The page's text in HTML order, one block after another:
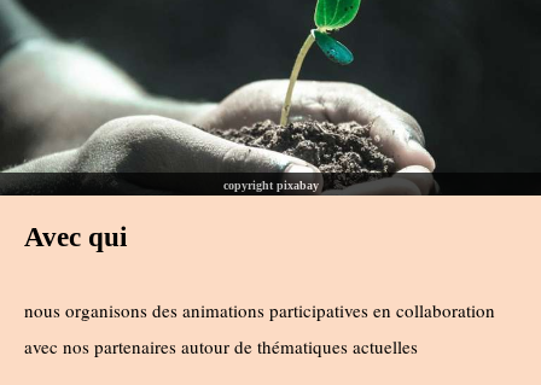
copyright pixabay
Avec qui
nous organisons des animations participatives en collaboration
avec nos partenaires autour de thématiques actuelles